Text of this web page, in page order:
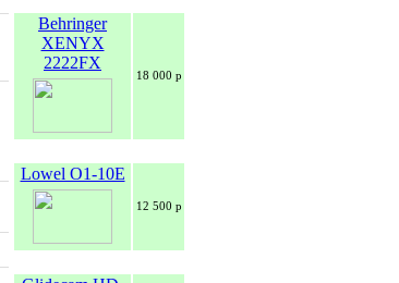
Behringer
XENYX
2222FX
18 000 р
Lowel O1-10E
12 500 р